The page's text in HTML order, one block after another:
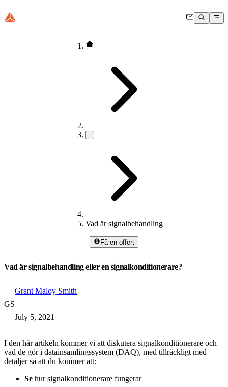
…
Vad är signalbehandling
Få en offert
Vad är signalbehandling eller en signalkonditionerare?
GS
Grant Maloy Smith
July 5, 2021
I den här artikeln kommer vi att diskutera signalkonditionerare och
vad de gör i datainsamlingssystem (DAQ), med tillräckligt med
detaljer så att du kommer att:
Se hur signalkonditionerare fungerar